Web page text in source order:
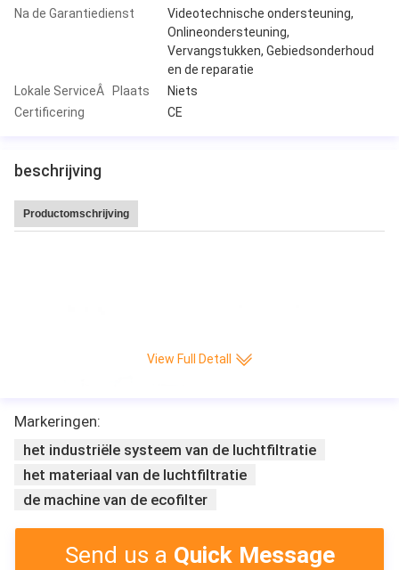
Na de Garantiedienst
Videotechnische ondersteuning,
Onlineondersteuning,
Vervangstukken, Gebiedsonderhoud
en de reparatie
Lokale ServiceÂ Plaats
Niets
Certificering
CE
beschrijving
Productomschrijving
View Full Detall
Markeringen:
het industriële systeem van de luchtfiltratie
het materiaal van de luchtfiltratie
de machine van de ecofilter
Send us a Quick Message